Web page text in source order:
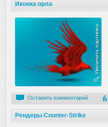
Иконка орла
Оставить комментарий
Рендеры Counter-Strike